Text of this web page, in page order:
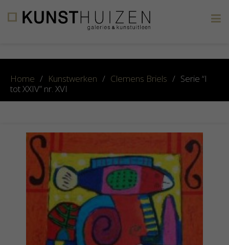
Home / Kunstwerken / Clemens Briels / Serie “I
tot XXIV” nr. XVI